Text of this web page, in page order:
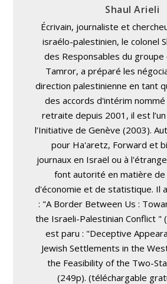
Shaul Arieli
Écrivain, journaliste et
israélo-palestinien, le colonel
des Responsables du groupe
Tamror, a préparé les
direction palestinienne en tant
des accords d'intérim nommé
retraite depuis 2001, il est
l’Initiative de Genève (2003).
pour Ha'aretz, Forward et
journaux en Israël ou à
font autorité en matière
d'économie et de statistique. Il
: "A Border Between Us :
the Israeli-Palestinian Conflict "
est paru : "Deceptive
Jewish Settlements in the
the Feasibility of the Two-
(249p). (téléchargable